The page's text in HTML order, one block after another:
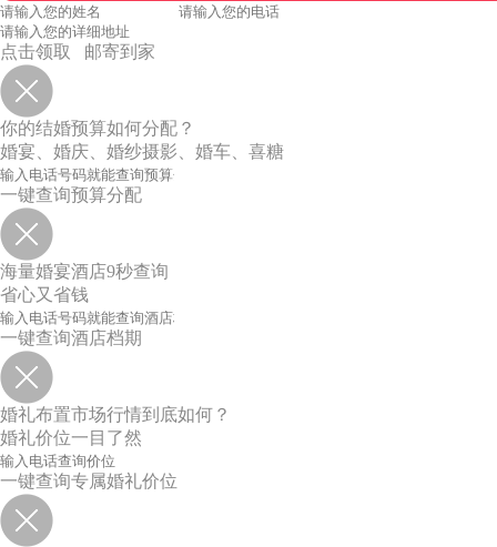
点击领取 邮寄到家
你的结婚预算如何分配？
婚宴、婚庆、婚纱摄影、婚车、喜糖
一键查询预算分配
海量婚宴酒店9秒查询
省心又省钱
一键查询酒店档期
婚礼布置市场行情到底如何？
婚礼价位一目了然
一键查询专属婚礼价位